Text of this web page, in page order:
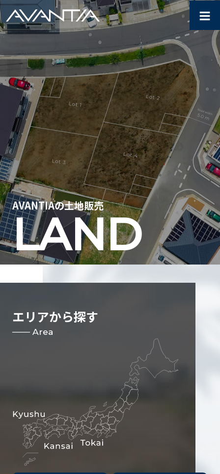
土地販売 – 分譲住宅・仲 ≡
AVANTIAの土地販売
LAND
エリアから探す
─── Area